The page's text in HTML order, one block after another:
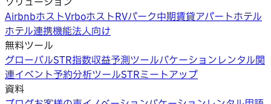
AirbnbホストVrboホストRVパーク中期賃貸アパートホテル
ホテル連携機能法人向け
無料ツール
グローバルSTR指数収益予測ツールバケーションレンタル関
連イベント予約分析ツールSTRミートアップ
資料